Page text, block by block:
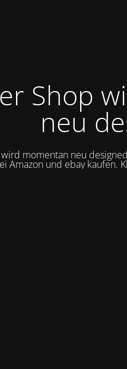
Shop
neu
momentan neu
Amazon und ebay kaufen.